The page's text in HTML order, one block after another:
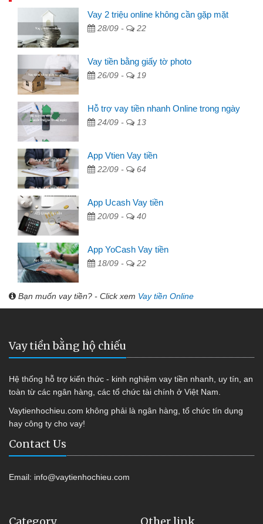
Vay 2 triệu online không cần gặp mặt
28/09 - 22
Vay tiền bằng giấy tờ photo
26/09 - 19
Hỗ trợ vay tiền nhanh Online trong ngày
24/09 - 13
App Vtien Vay tiền
22/09 - 64
App Ucash Vay tiền
20/09 - 40
App YoCash Vay tiền
18/09 - 22
Bạn muốn vay tiền? - Click xem Vay tiền Online
Vay tiền bằng hộ chiếu
Hệ thống hỗ trợ kiến thức - kinh nghiệm vay tiền nhanh, uy tín, an
toàn từ các ngân hàng, các tổ chức tài chính ở Việt Nam.
Vaytienhochieu.com không phải là ngân hàng, tổ chức tín dụng
hay công ty cho vay!
Contact Us
Email: info@vaytienhochieu.com
Category Other link